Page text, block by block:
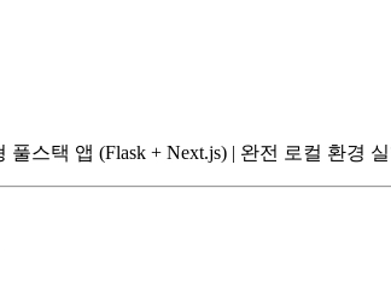
풀스택 앱 (Flask + Next.js) | 완전 로컬 환경